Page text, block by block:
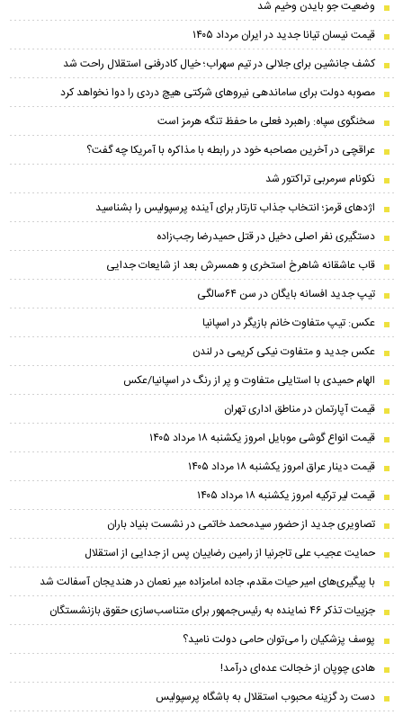
وضعیت جو بایدن وخیم شد
قیمت نیسان تیانا جدید در ایران مرداد ۱۴۰۵
کشف جانشین برای جلالی در تیم سهراب؛ خیال کادرفنی استقلال راحت شد
مصوبه دولت برای ساماندهی نیروهای شرکتی هیچ دردی را دوا نخواهد کرد
سخنگوی سپاه: راهبرد فعلی ما حفظ تنگه هرمز است
عراقچی در آخرین مصاحبه خود در رابطه با مذاکره با آمریکا چه گفت؟
نکونام سرمربی تراکتور شد
اژدهای قرمز؛ انتخاب جذاب تارتار برای آینده پرسپولیس را بشناسید
دستگیری نفر اصلی دخیل در قتل حمیدرضا رجب‌زاده
قاب عاشقانه شاهرخ استخری و همسرش بعد از شایعات جدایی
تیپ جدید افسانه بایگان در سن ۶۴سالگی
عکس: تیپ متفاوت خانم بازیگر در اسپانیا
عکس جدید و متفاوت نیکی کریمی در لندن
الهام حمیدی با استایلی متفاوت و پر از رنگ در اسپانیا/عکس
قیمت آپارتمان در مناطق اداری تهران
قیمت انواع گوشی موبایل امروز یکشنبه ۱۸ مرداد ۱۴۰۵
قیمت دینار عراق امروز یکشنبه ۱۸ مرداد ۱۴۰۵
قیمت لیر ترکیه امروز یکشنبه ۱۸ مرداد ۱۴۰۵
تصاویری جدید از حضور سیدمحمد خاتمی در نشست بنیاد باران
حمایت عجیب علی تاجرنیا از رامین رضاییان پس از جدایی از استقلال
با پیگیری‌های امیر حیات مقدم، جاده امامزاده میر نعمان در هندیجان آسفالت شد
جزییات تذکر ۴۶ نماینده به رئیس‌جمهور برای متناسب‌سازی حقوق بازنشستگان
پوسف پزشکیان را می‌توان حامی دولت نامید؟
هادی چوپان از خجالت عده‌ای درآمد!
دست رد گزینه محبوب استقلال به باشگاه پرسپولیس